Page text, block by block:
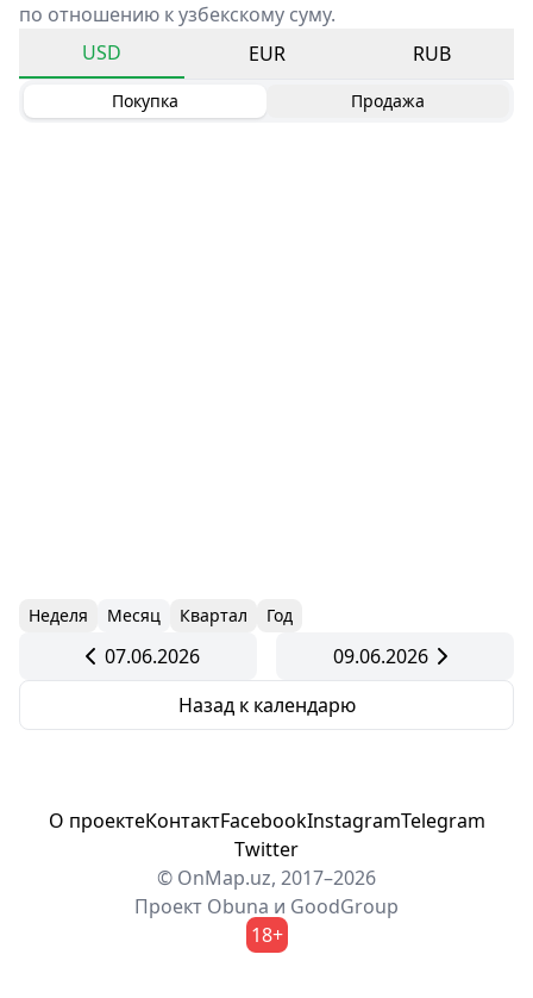
по отношению к узбекскому суму.
USD
EUR RUB
Покупка Продажа
Неделя Месяц Квартал Год
07.06.2026
09.06.2026
Назад к календарю
О проектеКонтактFacebookInstagramTelegram
Twitter
© OnMap.uz, 2017–2026
Проект Obuna и GoodGroup
18+